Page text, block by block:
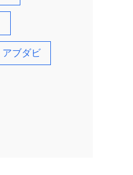
アブダビ